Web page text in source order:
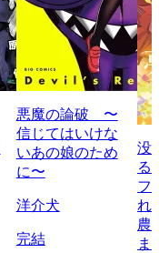
悪魔の論破 〜
信じてはいけな
いあの娘のため
に〜
洋介犬
完結
没
る
フ
れ
農
ま